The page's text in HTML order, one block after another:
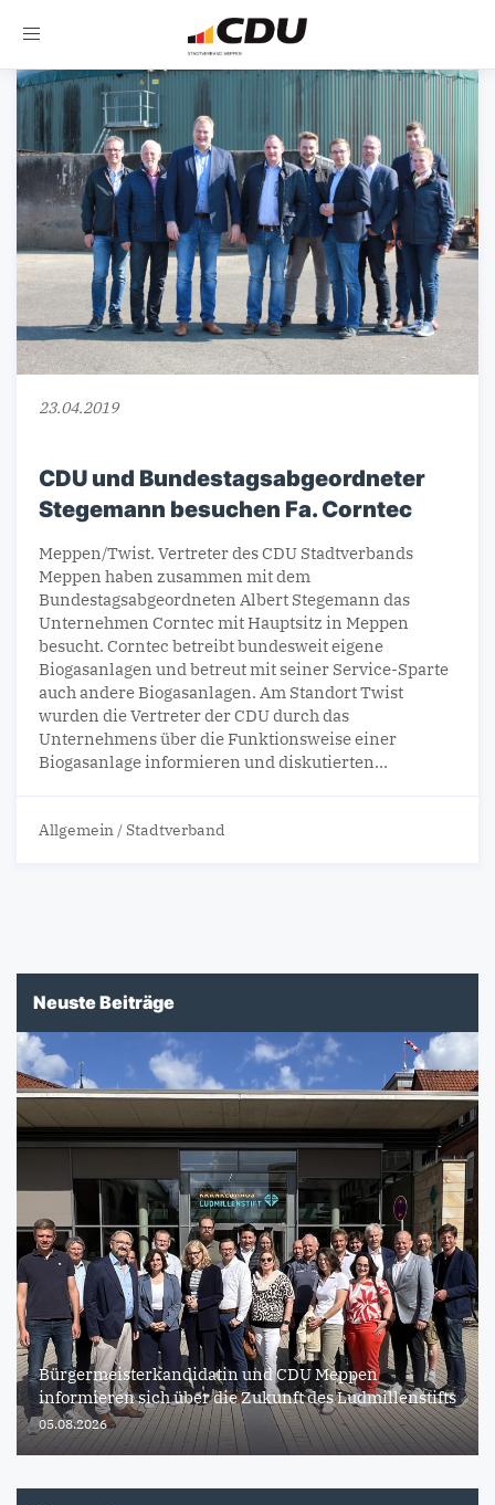
Toggle
23.04.2019
CDU und Bundestagsabgeordneter
Stegemann besuchen Fa. Corntec
Meppen/Twist. Vertreter des CDU Stadtverbands
Meppen haben zusammen mit dem
Bundestagsabgeordneten Albert Stegemann das
Unternehmen Corntec mit Hauptsitz in Meppen
besucht. Corntec betreibt bundesweit eigene
Biogasanlagen und betreut mit seiner Service-Sparte
auch andere Biogasanlagen. Am Standort Twist
wurden die Vertreter der CDU durch das
Unternehmens über die Funktionsweise einer
Biogasanlage informieren und diskutierten…
Allgemein /Stadtverband
Neuste Beiträge
Bürgermeisterkandidatin und CDU Meppen
informieren sich über die Zukunft des Ludmillenstifts
05.08.2026